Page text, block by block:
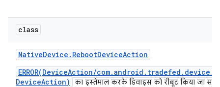
class
NativeDevice . RebootDeviceAction
ERROR(DeviceAction/
DeviceAction)
का इस्तेमाल करके डिवाइस को रीबूट किया जा